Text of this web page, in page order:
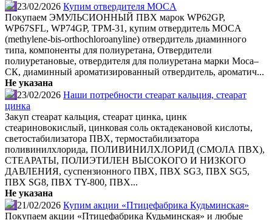
23/02/2026 Купим отвердителя MOCA
Покупаем ЭМУЛЬСИОННЫЙ ПВХ марок WP62GP,
WP67SFL, WP74GP, ТРМ-31, купим отвердитель MOCA
(methylene-bis-orthochloroanyline) отвердитель диаминного
типа, компоненты для полиуретана, Отвердители
полиуретановые, отвердителя для полиуретана марки Moca–
СК, диаминный ароматизированный отвердитель, ароматич...
Не указана
23/02/2026 Наши потребности стеарат кальция, стеарат
цинка
Закуп стеарат кальция, стеарат цинка, цинк
стеариновокислый, цинковая соль октадекановой кислоты,
светостабилизатора ПВХ, термостабилизатора
поливинилхлорида, ПОЛИВИНИЛХЛОРИД (СМОЛА ПВХ),
СТЕАРАТЫ, ПОЛИЭТИЛЕН ВЫСОКОГО И НИЗКОГО
ДАВЛЕНИЯ, суспензионного ПВХ, ПВХ SG3, ПВХ SG5,
ПВХ SG8, ПВХ TY-800, ПВХ...
Не указана
21/02/2026 Купим акции «Птицефабрика Кудьминская»
Покупаем акции «Птицефабрика Кудьминская» и любые